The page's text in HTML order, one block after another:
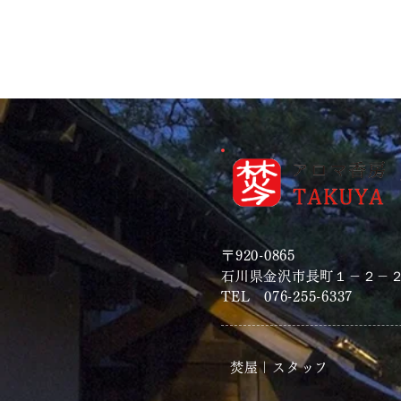
〒920-0865
石川県金沢市長町１－２－
TEL 076-255-6337
焚屋｜スタッフ